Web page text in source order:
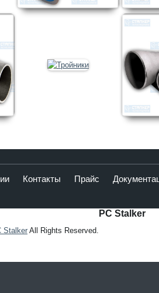
Контакты Прайс
PC Stalker
StalkerAll Rights Reserved.